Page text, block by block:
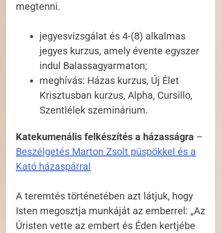
megtenni.
jegyesvizsgálat és 4-(8) alkalmas
jegyes kurzus, amely évente egyszer
indul Balassagyarmaton;
meghívás: Házas kurzus, Új Élet
Krisztusban kurzus, Alpha, Cursillo,
Szentlélek szeminárium.
Katekumenális felkészítés a házasságra –
Beszélgetés Marton Zsolt püspökkel és a
Kató házaspárral
A teremtés történetében azt látjuk, hogy
Isten megosztja munkáját az emberrel: „Az
Úristen vette az embert és Éden kertjébe